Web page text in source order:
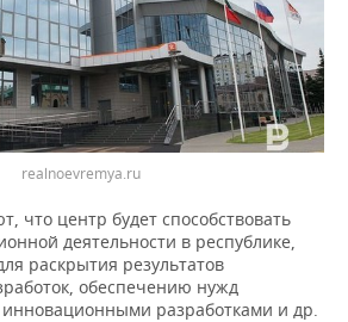
realnoevremya.ru
что центр будет способствовать
деятельности в республике,
раскрытия результатов
обеспечению нужд
разработками и др.